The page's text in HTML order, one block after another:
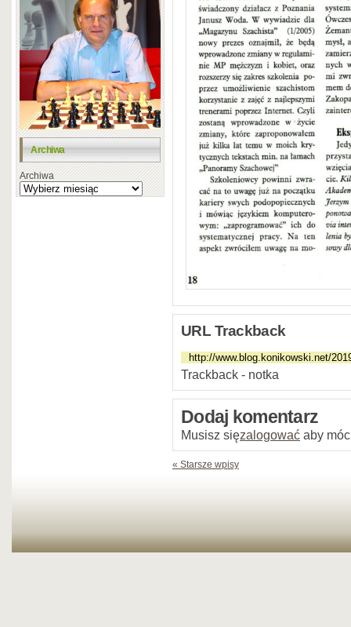
Archiwa
Archiwa
URL Trackback
Trackback - notka
Dodaj komentarz
Musisz sięzalogować aby
« Starsze wpisy